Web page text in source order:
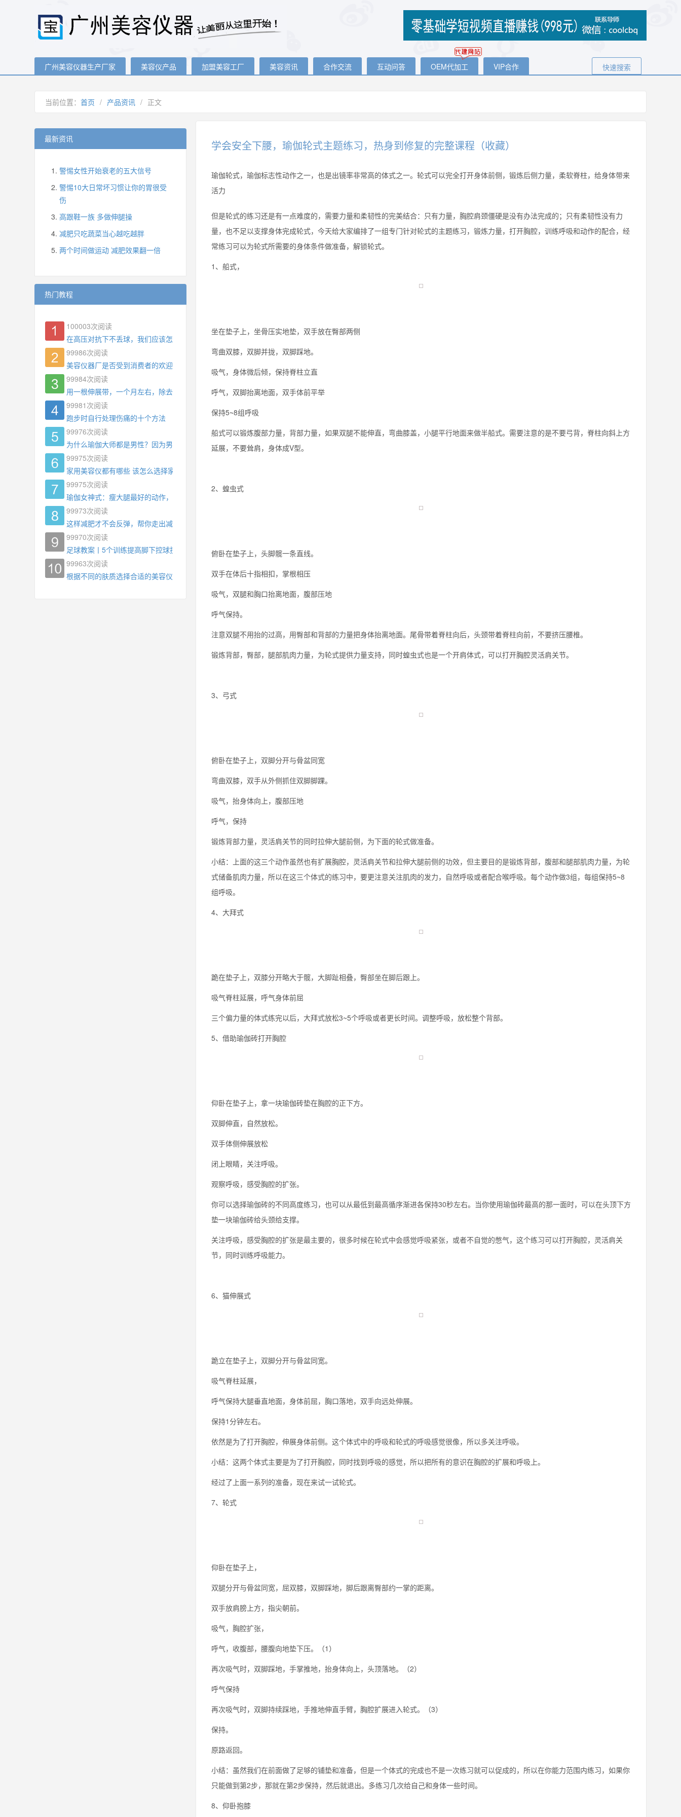
广州美容仪器生产厂家 美容仪产品 加盟美容工厂 美容资讯 合作交流 互动问答 OEM代加工 VIP合作 快速搜索
当前位置： 首页 / 产品资讯 / 正文
学会安全下腰，瑜伽轮式主题练习，热身到修复的完整课程（收藏）
瑜伽轮式，瑜伽标志性动作之一，也是出镜率非常高的体式之一。轮式可以完全打开身体前侧，锻炼后侧力量，柔软脊柱，给身体带来
活力
但是轮式的练习还是有一点难度的，需要力量和柔韧性的完美结合：只有力量，胸腔肩颈僵硬是没有办法完成的；只有柔韧性没有力
量，也不足以支撑身体完成轮式，今天给大家编排了一组专门针对轮式的主题练习，锻炼力量，打开胸腔，训练呼吸和动作的配合，经
常练习可以为轮式所需要的身体条件做准备，解锁轮式。
1、船式，
坐在垫子上，坐骨压实地垫，双手放在臀部两侧
弯曲双膝，双脚并拢，双脚踩地。
吸气，身体微后倾，保持脊柱立直
呼气，双脚抬离地面，双手体前平举
保持5~8组呼吸
船式可以锻炼腹部力量，背部力量，如果双腿不能伸直，弯曲膝盖，小腿平行地面来做半船式。需要注意的是不要弓背，脊柱向斜上方
延展，不要耸肩，身体成V型。
2、蝗虫式
俯卧在垫子上，头脚髋一条直线。
双手在体后十指相扣，掌根相压
吸气，双腿和胸口抬离地面，腹部压地
呼气保持。
注意双腿不用抬的过高，用臀部和背部的力量把身体抬离地面。尾骨带着脊柱向后，头颈带着脊柱向前，不要挤压腰椎。
锻炼背部，臀部，腿部肌肉力量，为轮式提供力量支持，同时蝗虫式也是一个开肩体式，可以打开胸腔灵活肩关节。
3、弓式
俯卧在垫子上，双脚分开与骨盆同宽
弯曲双膝，双手从外侧抓住双脚脚踝。
吸气，抬身体向上，腹部压地
呼气，保持
锻炼背部力量，灵活肩关节的同时拉伸大腿前侧，为下面的轮式做准备。
小结：上面的这三个动作虽然也有扩展胸腔，灵活肩关节和拉伸大腿前侧的功效，但主要目的是锻炼背部，腹部和腿部肌肉力量，为轮
式储备肌肉力量，所以在这三个体式的练习中，要更注意关注肌肉的发力，自然呼吸或者配合喉呼吸。每个动作做3组，每组保持5~8
组呼吸。
4、大拜式
跪在垫子上，双膝分开略大于髋，大脚趾相叠，臀部坐在脚后跟上。
吸气脊柱延展，呼气身体前屈
三个偏力量的体式练完以后，大拜式放松3~5个呼吸或者更长时间。调整呼吸，放松整个背部。
5、借助瑜伽砖打开胸腔
仰卧在垫子上，拿一块瑜伽砖垫在胸腔的正下方。
双脚伸直，自然放松。
双手体侧伸展放松
闭上眼睛，关注呼吸。
观察呼吸，感受胸腔的扩张。
你可以选择瑜伽砖的不同高度练习，也可以从最低到最高循序渐进各保持30秒左右。当你使用瑜伽砖最高的那一面时，可以在头顶下方
垫一块瑜伽砖给头颈给支撑。
关注呼吸，感受胸腔的扩张是最主要的，很多时候在轮式中会感觉呼吸紧张，或者不自觉的憋气，这个练习可以打开胸腔，灵活肩关
节，同时训练呼吸能力。
6、猫伸展式
跪立在垫子上，双脚分开与骨盆同宽。
吸气脊柱延展，
呼气保持大腿垂直地面，身体前屈，胸口落地，双手向远处伸展。
保持1分钟左右。
依然是为了打开胸腔，伸展身体前侧。这个体式中的呼吸和轮式的呼吸感觉很像，所以多关注呼吸。
小结：这两个体式主要是为了打开胸腔，同时找到呼吸的感觉，所以把所有的意识在胸腔的扩展和呼吸上。
经过了上面一系列的准备，现在来试一试轮式。
7、轮式
仰卧在垫子上，
双腿分开与骨盆同宽，屈双膝，双脚踩地，脚后跟离臀部约一掌的距离。
双手放肩膀上方，指尖朝前。
吸气，胸腔扩张，
呼气，收腹部，腰腹向地垫下压。（1）
再次吸气时，双脚踩地，手掌推地，抬身体向上，头顶落地。（2）
呼气保持
再次吸气时，双脚持续踩地，手推地伸直手臂，胸腔扩展进入轮式。（3）
保持。
原路返回。
小结：虽然我们在前面做了足够的铺垫和准备，但是一个体式的完成也不是一次练习就可以促成的，所以在你能力范围内练习，如果你
只能做到第2步，那就在第2步保持，然后就退出。多练习几次给自己和身体一些时间。
8、仰卧抱膝
最新资讯
警惕女性开始衰老的五大信号
警惕10大日常坏习惯让你的胃很受
伤
高跟鞋一族 多做伸腿操
减肥只吃蔬菜当心越吃越胖
两个时间做运动 减肥效果翻一倍
热门教程
100003次阅读
在高压对抗下不丢球，我们应该怎么练?
99986次阅读
美容仪器厂是否受到消费者的欢迎
99984次阅读
用一根伸展带，一个月左右，除去了手臂拜拜肉，背也变薄了
99981 次阅读
跑步时自行处理伤痛的十个方法
99976次阅读
为什么瑜伽大师都是男性？因为男权，让女性失去同等的机会
99975次阅读
家用美容仪都有哪些 该怎么选择家用美容仪
99975次阅读
瑜伽女神式：瘦大腿最好的动作，没有之一，为什么你练了没效果？
99973次阅读
这样减肥才不会反弹，帮你走出减肥瓶颈
99970次阅读
足球教案丨5个训练提高脚下控球技术
99963次阅读
根据不同的肤质选择合适的美容仪器